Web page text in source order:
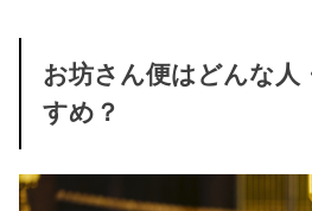
お坊さん便はどんな人
すめ？